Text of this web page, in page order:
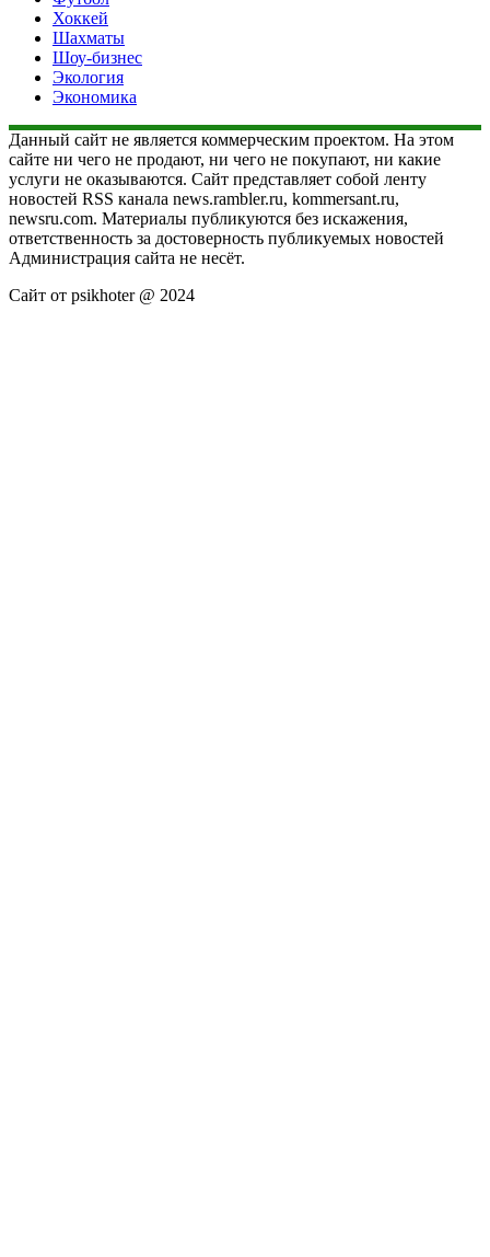
Хоккей
Шахматы
Шоу-бизнес
Экология
Экономика
Данный сайт не является коммерческим проектом. На этом
сайте ни чего не продают, ни чего не покупают, ни какие
услуги не оказываются. Сайт представляет собой ленту
новостей RSS канала news.rambler.ru, kommersant.ru,
newsru.com. Материалы публикуются без искажения,
ответственность за достоверность публикуемых новостей
Администрация сайта не несёт.
Сайт от psikhoter @ 2024